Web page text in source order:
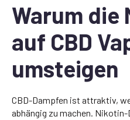
Warum die
auf CBD
umsteigen
CBD-Dampfen ist attraktiv,
abhängig zu machen.